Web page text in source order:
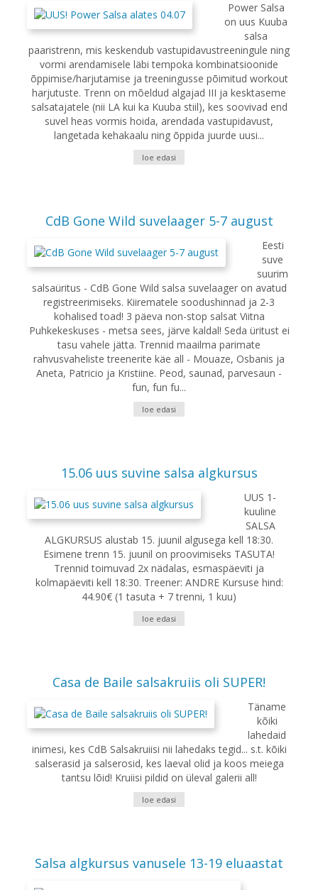
Power Salsa
on uus Kuuba
salsa
paaristrenn, mis keskendub vastupidavustreeningule ning
vormi arendamisele läbi tempoka kombinatsioonide
õppimise/harjutamise ja treeningusse põimitud workout
harjutuste. Trenn on mõeldud algajad III ja kesktaseme
salsatajatele (nii LA kui ka Kuuba stiil), kes soovivad end
suvel heas vormis hoida, arendada vastupidavust,
langetada kehakaalu ning õppida juurde uusi...
loe edasi
CdB Gone Wild suvelaager 5-7 august
Eesti
suve
suurim
salsaüritus - CdB Gone Wild salsa suvelaager on avatud
registreerimiseks. Kiirematele soodushinnad ja 2-3
kohalised toad! 3 päeva non-stop salsat Viitna
Puhkekeskuses - metsa sees, järve kaldal! Seda üritust ei
tasu vahele jätta. Trennid maailma parimate
rahvusvaheliste treenerite käe all - Mouaze, Osbanis ja
Aneta, Patricio ja Kristiine. Peod, saunad, parvesaun -
fun, fun fu...
loe edasi
15.06 uus suvine salsa algkursus
UUS 1-
kuuline
SALSA
ALGKURSUS alustab 15. juunil algusega kell 18:30.
Esimene trenn 15. juunil on proovimiseks TASUTA!
Trennid toimuvad 2x nädalas, esmaspäeviti ja
kolmapäeviti kell 18:30. Treener: ANDRE Kursuse hind:
44.90€ (1 tasuta + 7 trenni, 1 kuu)
loe edasi
Casa de Baile salsakruiis oli SUPER!
Täname
kõiki
lahedaid
inimesi, kes CdB Salsakruiisi nii lahedaks tegid... s.t. kõiki
salserasid ja salserosid, kes laeval olid ja koos meiega
tantsu lõid! Kruiisi pildid on üleval galerii all!
loe edasi
Salsa algkursus vanusele 13-19 eluaastat